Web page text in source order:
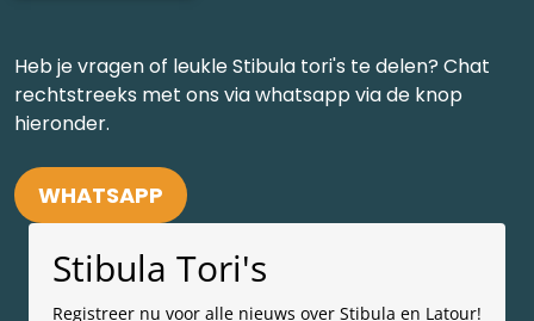
Heb je vragen of leukle Stibula tori's te delen? Chat
rechtstreeks met ons via whatsapp via de knop
hieronder.
WHATSAPP
Stibula Tori's
Registreer nu voor alle nieuws over Stibula en Latour!